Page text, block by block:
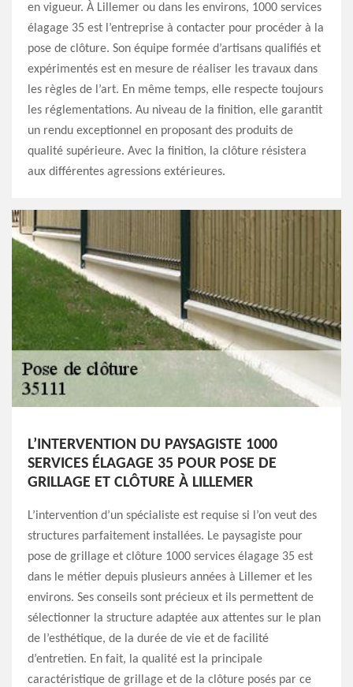
en vigueur. À Lillemer ou dans les environs, 1000 services
élagage 35 est l’entreprise à contacter pour procéder à la
pose de clôture. Son équipe formée d’artisans qualifiés et
expérimentés est en mesure de réaliser les travaux dans
les règles de l’art. En même temps, elle respecte toujours
les réglementations. Au niveau de la finition, elle garantit
un rendu exceptionnel en proposant des produits de
qualité supérieure. Avec la finition, la clôture résistera
aux différentes agressions extérieures.
L’INTERVENTION DU PAYSAGISTE 1000
SERVICES ÉLAGAGE 35 POUR POSE DE
GRILLAGE ET CLÔTURE À LILLEMER
L’intervention d’un spécialiste est requise si l’on veut des
structures parfaitement installées. Le paysagiste pour
pose de grillage et clôture 1000 services élagage 35 est
dans le métier depuis plusieurs années à Lillemer et les
environs. Ses conseils sont précieux et ils permettent de
sélectionner la structure adaptée aux attentes sur le plan
de l’esthétique, de la durée de vie et de facilité
d’entretien. En fait, la qualité est la principale
caractéristique de grillage et de la clôture posés par ce